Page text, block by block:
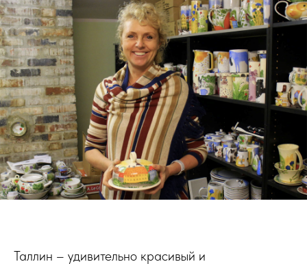
Таллин – удивительно красивый и